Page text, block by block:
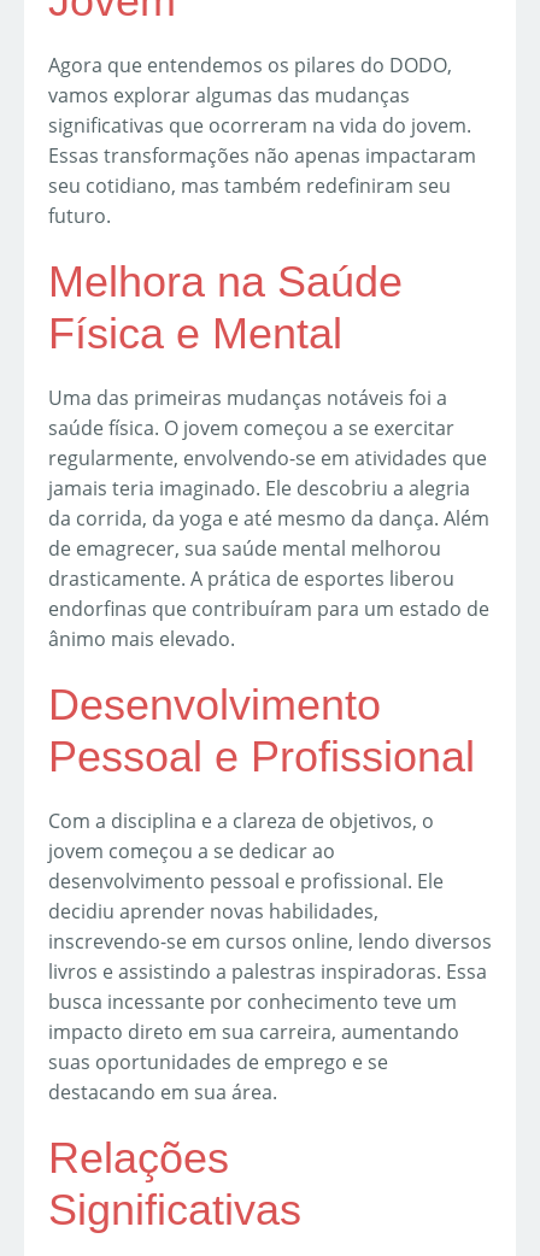
Agora que entendemos os pilares do DODO,
vamos explorar algumas das mudanças
significativas que ocorreram na vida do jovem.
Essas transformações não apenas impactaram
seu cotidiano, mas também redefiniram seu
futuro.
Melhora na Saúde
Física e Mental
Uma das primeiras mudanças notáveis foi a
saúde física. O jovem começou a se exercitar
regularmente, envolvendo-se em atividades que
jamais teria imaginado. Ele descobriu a alegria
da corrida, da yoga e até mesmo da dança. Além
de emagrecer, sua saúde mental melhorou
drasticamente. A prática de esportes liberou
endorfinas que contribuíram para um estado de
ânimo mais elevado.
Desenvolvimento
Pessoal e Profissional
Com a disciplina e a clareza de objetivos, o
jovem começou a se dedicar ao
desenvolvimento pessoal e profissional. Ele
decidiu aprender novas habilidades,
inscrevendo-se em cursos online, lendo diversos
livros e assistindo a palestras inspiradoras. Essa
busca incessante por conhecimento teve um
impacto direto em sua carreira, aumentando
suas oportunidades de emprego e se
destacando em sua área.
Relações
Significativas